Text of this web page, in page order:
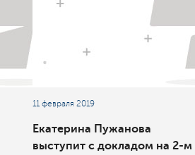
11 февраля 2019
Екатерина Пужанова
выступит с докладом на 2-м